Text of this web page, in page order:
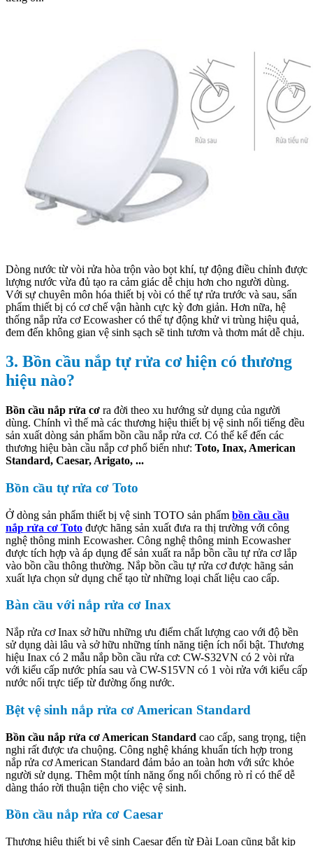
Dòng nước từ vòi rửa hòa trộn vào bọt khí, tự động điều chỉnh được
lượng nước vừa đủ tạo ra cảm giác dễ chịu hơn cho người dùng.
Với sự chuyên môn hóa thiết bị vòi có thể tự rửa trước và sau, sẩn
phẩm thiết bị có cơ chế vận hành cực kỳ đơn giản. Hơn nữa, hệ
thống nắp rửa cơ Ecowasher có thể tự động khử vi trùng hiệu quả,
đem đến không gian vệ sinh sạch sẽ tinh tươm và thơm mát dễ chịu.
3. Bồn cầu nắp tự rửa cơ hiện có thương
hiệu nào?
Bồn cầu nắp rửa cơ ra đời theo xu hướng sử dụng của người
dùng. Chính vì thế mà các thương hiệu thiết bị vệ sinh nổi tiếng đều
sản xuất dòng sản phẩm bồn cầu nắp rửa cơ. Có thể kể đến các
thương hiệu bàn cầu nắp cơ phổ biến như: Toto, Inax, American
Standard, Caesar, Arigato, ...
Bồn cầu tự rửa cơ Toto
Ở dòng sản phẩm thiết bị vệ sinh TOTO sản phẩm bồn cầu cầu
nắp rửa cơ Toto được hãng sản xuất đưa ra thị trường với công
nghệ thông minh Ecowasher. Công nghệ thông minh Ecowasher
được tích hợp và áp dụng để sản xuất ra nắp bồn cầu tự rửa cơ lắp
vào bồn cầu thông thường. Nắp bồn cầu tự rửa cơ được hãng sản
xuất lựa chọn sử dụng chế tạo từ những loại chất liệu cao cấp.
Bàn cầu với nắp rửa cơ Inax
Nắp rửa cơ Inax sở hữu những ưu điểm chất lượng cao với độ bền
sử dụng dài lâu và sở hữu những tính năng tiện ích nổi bật. Thương
hiệu Inax có 2 mẫu nắp bồn cầu rửa cơ: CW-S32VN có 2 vòi rửa
với kiểu cấp nước phía sau và CW-S15VN có 1 vòi rửa với kiểu cấp
nước nối trực tiếp từ đường ống nước.
Bệt vệ sinh nắp rửa cơ American Standard
Bồn cầu nắp rửa cơ American Standard cao cấp, sang trọng, tiện
nghi rất được ưa chuộng. Công nghệ kháng khuẩn tích hợp trong
nắp rửa cơ American Standard đảm bảo an toàn hơn với sức khỏe
người sử dụng. Thêm một tính năng ống nối chống rò rỉ có thể dễ
dàng tháo rời thuận tiện cho việc vệ sinh.
Bồn cầu nắp rửa cơ Caesar
Thương hiệu thiết bị vệ sinh Caesar đến từ Đài Loan cũng bắt kịp